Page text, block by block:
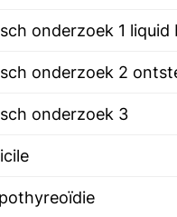
onderzoek 1 liquid
onderzoek 2
onderzoek 3